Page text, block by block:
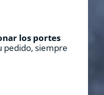
los portes
pedido, siempre